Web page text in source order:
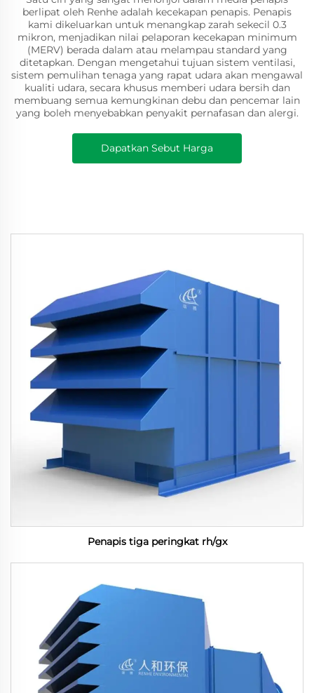
berlipat oleh Renhe adalah kecekapan penapis. Penapis
kami dikeluarkan untuk menangkap zarah sekecil 0.3
mikron, menjadikan nilai pelaporan kecekapan minimum
(MERV) berada dalam atau melampau standard yang
ditetapkan. Dengan mengetahui tujuan sistem ventilasi,
sistem pemulihan tenaga yang rapat udara akan mengawal
kualiti udara, secara khusus memberi udara bersih dan
membuang semua kemungkinan debu dan pencemar lain
yang boleh menyebabkan penyakit pernafasan dan alergi.
Dapatkan Sebut Harga
Penapis tiga peringkat rh/gx